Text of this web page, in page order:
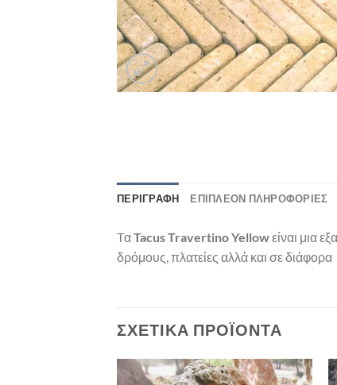
ΠΕΡΙΓΡΑΦΉ ΕΠΙΠΛΈΟΝ ΠΛΗΡΟΦΟΡΊΕΣ
TαTacus Travertino Yellowείναι μια
δρόμους, πλατείες αλλά και σε
ΣΧΕΤΙΚΆ ΠΡΟΪΌΝΤΑ